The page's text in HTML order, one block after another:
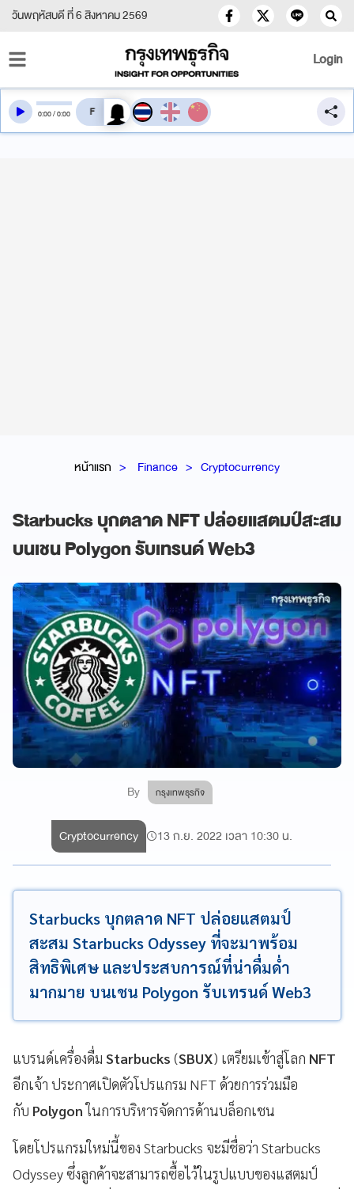
วันพฤหัสบดี ที่ 6 สิงหาคม 2569
Login
หน้าแรก Finance Cryptocurrency
Starbucks บุกตลาด NFT ปล่อยแสตมป์สะสม
บนเชน Polygon รับเทรนด์ Web3
By กรุงเทพธุรกิจ
0:00/0:00 สลับเสียงอ่าน
Cryptocurrency 13 ก.ย. 2022 เวลา 10:30 น.
Starbucks บุกตลาด NFT ปล่อยแสตมป์
สะสม Starbucks Odyssey ที่จะมาพร้อม
สิทธิพิเศษ และประสบการณ์ที่น่าดื่มด่ำ
มากมาย บนเชน Polygon รับเทรนด์ Web3
แบรนด์เครื่องดื่ม Starbucks (SBUX) เตรียมเข้าสู่โลก NFT
อีกเจ้า ประกาศเปิดตัวโปรแกรม NFT ด้วยการร่วมมือ
กับ Polygonในการบริหารจัดการด้านบล็อกเชน
โดยโปรแกรมใหม่นี้ของ Starbucks จะมีชื่อว่า Starbucks
Odyssey ซึ่งลูกค้าจะสามารถซื้อไว้ในรูปแบบของแสตมป์